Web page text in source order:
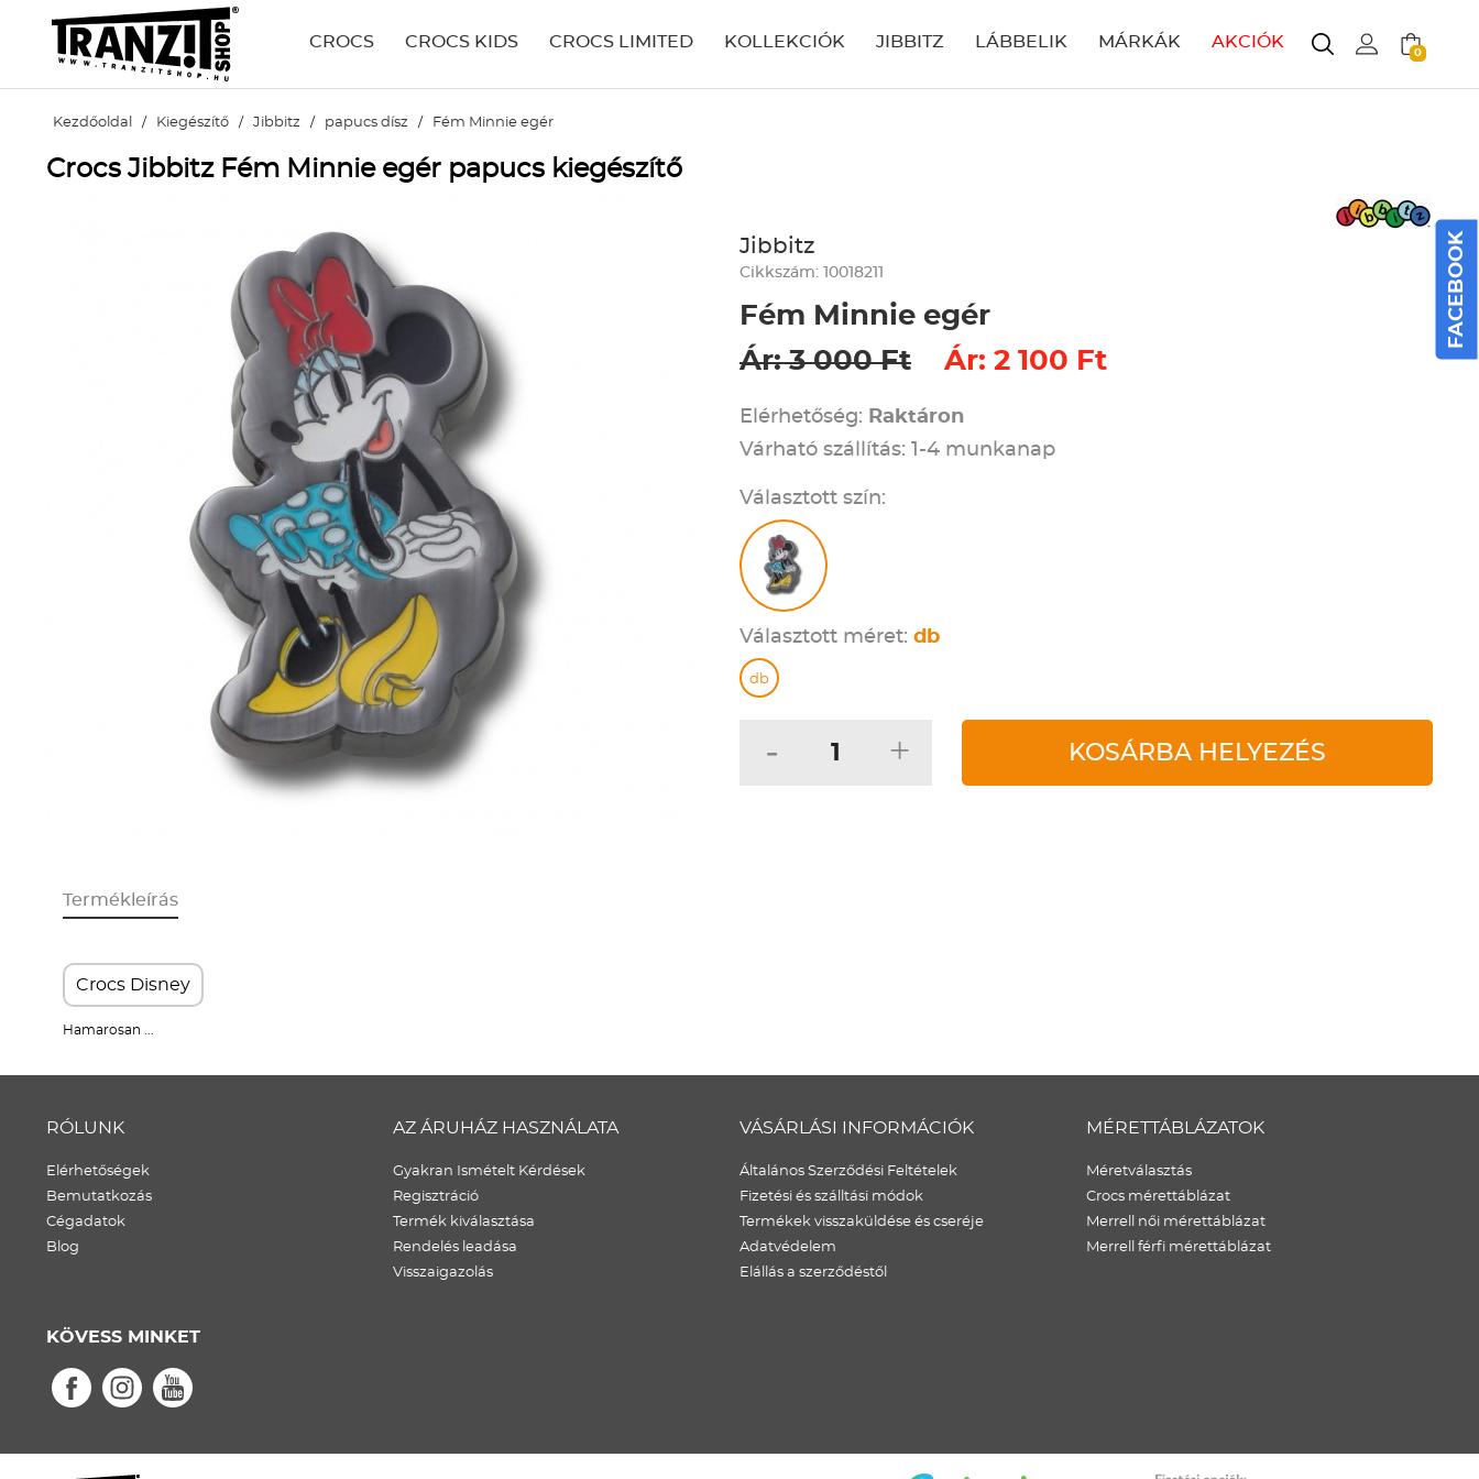
CROCS CROCS KIDS CROCS LIMITED KOLLEKCIÓK JIBBITZ LÁBBELIK MÁRKÁK AKCIÓK
0
Kezdőoldal / Kiegészítő / Jibbitz / papucs dísz / Fém Minnie egér
Crocs Jibbitz Fém Minnie egér papucs kiegészítő
Jibbitz
Cikkszám: 10018211
Fém Minnie egér
Ár: 3 000 Ft
Ár: 2 100 Ft
Elérhetőség: Raktáron
Várható szállítás: 1-4 munkanap
Választott szín:
Választott méret: db
db
- + KOSÁRBA HELYEZÉS
Termékleírás
Crocs Disney
Hamarosan ...
RÓLUNK
Elérhetőségek
Bemutatkozás
Cégadatok
Blog
AZ ÁRUHÁZ HASZNÁLATA
Gyakran Ismételt Kérdések
Regisztráció
Termék kiválasztása
Rendelés leadása
Visszaigazolás
VÁSÁRLÁSI INFORMÁCIÓK
Általános Szerződési Feltételek
Fizetési és szálltási módok
Termékek visszaküldése és cseréje
Adatvédelem
Elállás a szerződéstől
MÉRETTÁBLÁZATOK
Méretválasztás
Crocs mérettáblázat
Merrell női mérettáblázat
Merrell férfi mérettáblázat
KÖVESS MINKET
FACEBOOK